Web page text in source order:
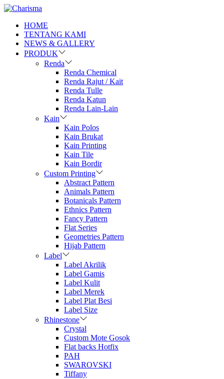
HOME
TENTANG KAMI
NEWS & GALLERY
PRODUK
Renda
Renda Chemical
Renda Rajut / Kait
Renda Tulle
Renda Katun
Renda Lain-Lain
Kain
Kain Polos
Kain Brukat
Kain Printing
Kain Tile
Kain Bordir
Custom Printing
Abstract Pattern
Animals Pattern
Botanicals Pattern
Ethnics Pattern
Fancy Pattern
Flat Series
Geometries Pattern
Hijab Pattern
Label
Label Akrilik
Label Gamis
Label Kulit
Label Merek
Label Plat Besi
Label Size
Rhinestone
Crystal
Custom Mote Gosok
Flat backs Hotfix
PAH
SWAROVSKI
Tiffany